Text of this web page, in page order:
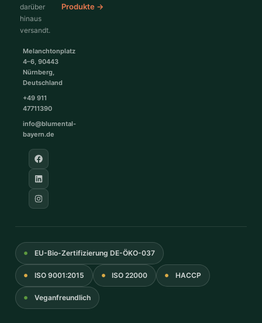
darüber
hinaus
versandt.
Melanchtonplatz
4–6, 90443
Nürnberg,
Deutschland
+49 911
47711390
info@blumental-
bayern.de
Produkte →
EU-Bio-Zertifizierung DE-ÖKO-037
ISO 9001:2015 ISO 22000 HACCP
Veganfreundlich